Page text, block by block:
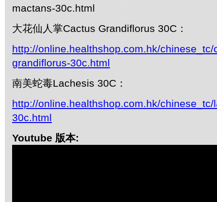
mactans-30c.html
大花仙人掌Cactus Grandiflorus 30C：
http://online.healthshop.com.hk/chinese_tc/
grandiflorus-30c.html
南美蛇毒Lachesis 30C：
http://online.healthshop.com.hk/
30c.html
Youtube 版本: